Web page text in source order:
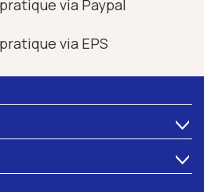
via Paypal
via EPS
>
>